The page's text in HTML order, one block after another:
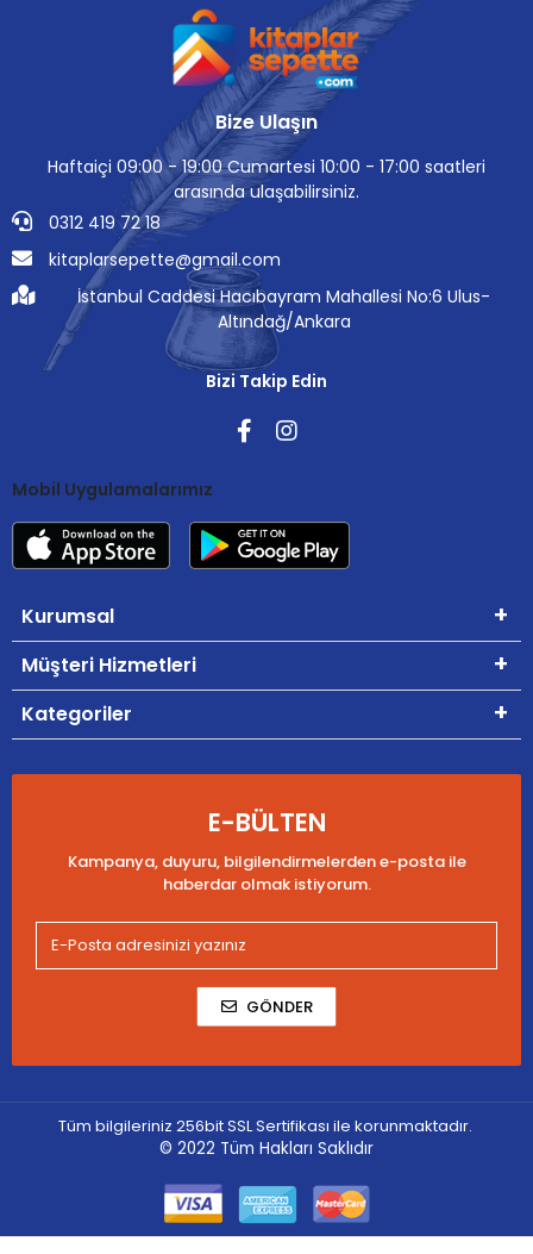
Bize Ulaşın
Haftaiçi 09:00 - 19:00 Cumartesi 10:00 - 17:00 saatleri
arasında ulaşabilirsiniz.
0312 419 72 18
kitaplarsepette@gmail.com
İstanbul Caddesi Hacıbayram Mahallesi No:6 Ulus-
Altındağ/Ankara
Bizi Takip Edin
Mobil Uygulamalarımız
Kurumsal
Müşteri Hizmetleri
Kategoriler
E-BÜLTEN
Kampanya, duyuru, bilgilendirmelerden e-posta ile
haberdar olmak istiyorum.
GÖNDER
Tüm bilgileriniz 256bit SSL Sertifikası ile korunmaktadır.
© 2022 Tüm Hakları Saklıdır